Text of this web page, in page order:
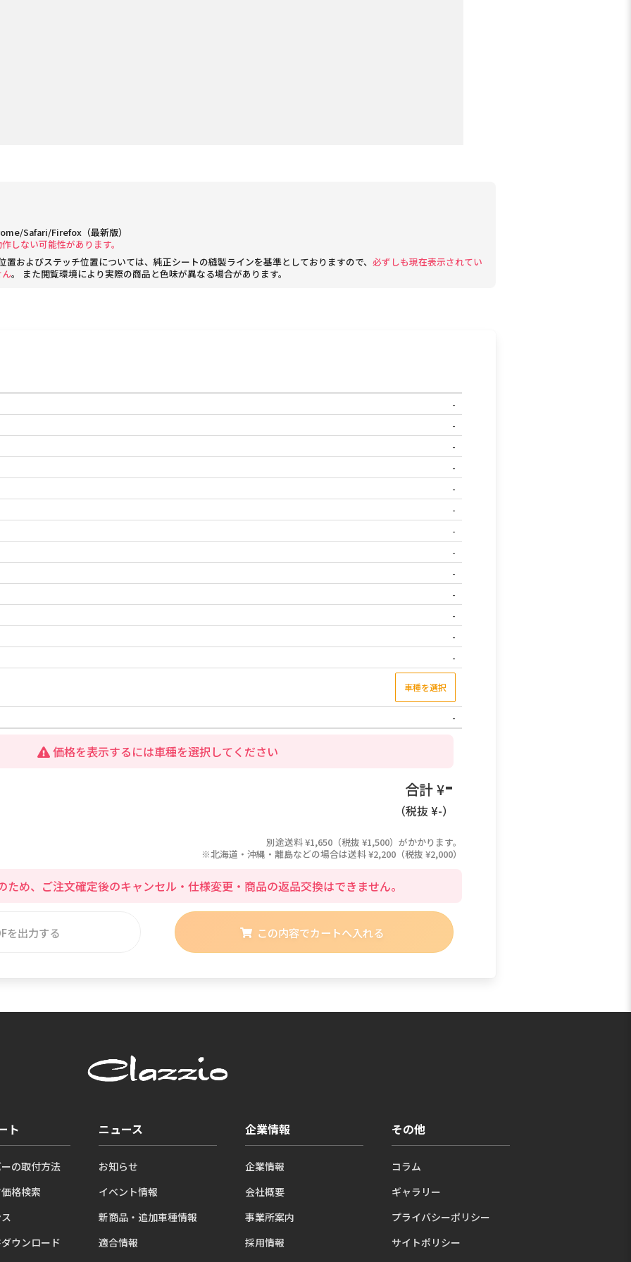
Safari/Firefox（最新版）
しない可能性があります。
およびステッチ位置については、純正シートの縫製ラインを基準としておりますので、 必ずしも現在表示されてい
。 また閲覧環境により実際の商品と色味が異なる場合があります。
-
-
-
-
-
-
-
-
-
-
-
-
-
車種を選択
-
価格を表示するには車種を選択してください
合計 ¥-
（税抜 ¥-）
別途送料 ¥1,650（税抜 ¥1,500）がかかります。
※北海道・沖縄・離島などの場合は送料 ¥2,200（税抜 ¥2,000）
ため、ご注文確定後のキャンセル・仕様変更・商品の返品交換はできません。
を出力する この内容でカートへ入れる
ト
の取付方法
格検索
ウンロード
ニュース
お知らせ
イベント情報
新商品・追加車種情報
適合情報
企業情報
企業情報
会社概要
事業所案内
採用情報
その他
コラム
ギャラリー
プライバシーポリシー
サイトポリシー